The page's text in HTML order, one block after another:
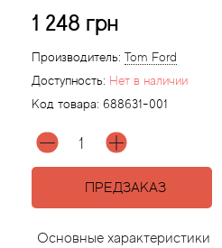
1 248 грн
Производитель: Tom Ford
Доступность: Нет в наличии
Код товара: 688631-001
ПРЕДЗАКАЗ
Основные характеристики
Absolument Parfumeur
Acca Kappa
Acqua di Parma
Acqua di Sardegna
Статьи